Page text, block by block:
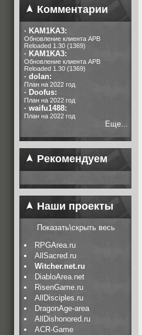
Комментарии
· KAM1KA3:
Обновление клиента APB
Reloaded 1.30 (1369)
· KAM1KA3:
Обновление клиента APB
Reloaded 1.30 (1369)
· dolan:
План на 2022 год
· Doofus:
План на 2022 год
· waifu1488:
План на 2022 год
Еще...
Рекомендуем
Наши проекты
Показать\скрыть весь
RPGArea.ru
AllSacred.ru
Witcher.net.ru
DiabloArea.net
RisenGame.ru
AllDisciples.ru
DragonAge-area
AllDishonored.ru
ACR-Game